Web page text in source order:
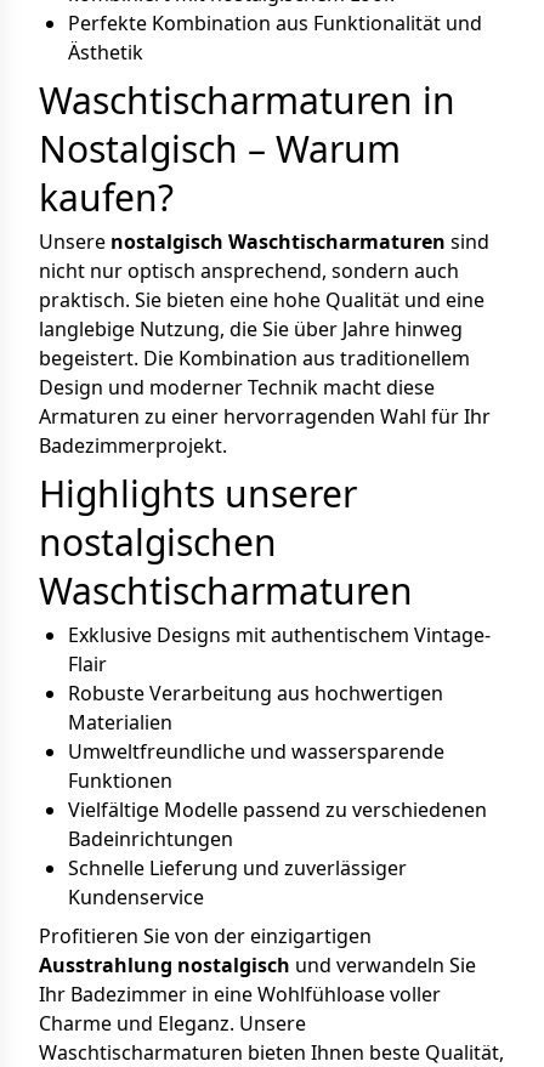
Perfekte Kombination aus Funktionalität und
Ästhetik
Waschtischarmaturen in
Nostalgisch – Warum
kaufen?
Unsere nostalgisch Waschtischarmaturen sind
nicht nur optisch ansprechend, sondern auch
praktisch. Sie bieten eine hohe Qualität und eine
langlebige Nutzung, die Sie über Jahre hinweg
begeistert. Die Kombination aus traditionellem
Design und moderner Technik macht diese
Armaturen zu einer hervorragenden Wahl für Ihr
Badezimmerprojekt.
Highlights unserer
nostalgischen
Waschtischarmaturen
Exklusive Designs mit authentischem Vintage-
Flair
Robuste Verarbeitung aus hochwertigen
Materialien
Umweltfreundliche und wassersparende
Funktionen
Vielfältige Modelle passend zu verschiedenen
Badeinrichtungen
Schnelle Lieferung und zuverlässiger
Kundenservice
Profitieren Sie von der einzigartigen
Ausstrahlung nostalgisch und verwandeln Sie
Ihr Badezimmer in eine Wohlfühloase voller
Charme und Eleganz. Unsere
Waschtischarmaturen bieten Ihnen beste Qualität,